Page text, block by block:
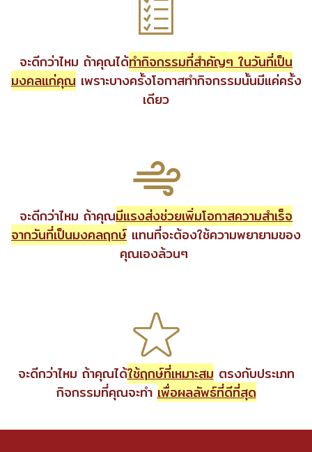
จะดีกว่าไหม ถ้าคุณได้ทำกิจกรรมที่สำคัญๆ ในวันที่เป็น
มงคลแก่คุณ เพราะบางครั้งโอกาสทำกิจกรรมนั้นมีแค่ครั้ง
เดียว
จะดีกว่าไหม ถ้าคุณมีแรงส่งช่วยเพิ่มโอกาสความสำเร็จ
จากวันที่เป็นมงคลฤกษ์แทนที่จะต้องใช้ความพยายามของ
คุณเองล้วนๆ
จะดีกว่าไหม ถ้าคุณได้ใช้ฤกษ์ที่เหมาะสม ตรงกับประเภท
กิจกรรมที่คุณจะทำ เพื่อผลลัพธ์ที่ดีที่สุด